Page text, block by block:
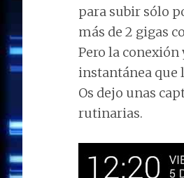
para subir sólo
más de 2 gigas
Pero la conexión
instantánea que
Os dejo unas
rutinarias.